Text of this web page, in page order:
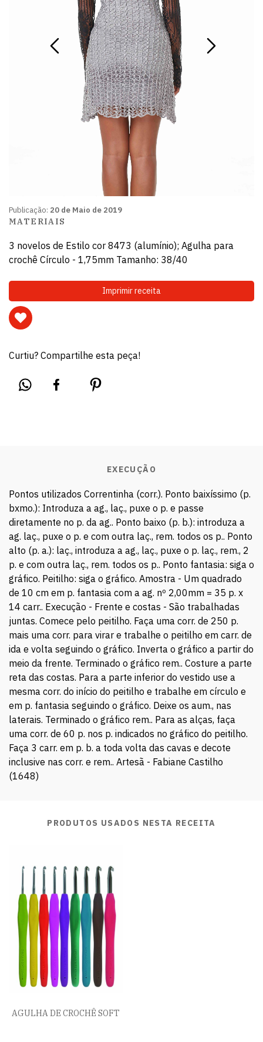
Publicação: 20 de Maio de 2019
MATERIAIS
3 novelos de Estilo cor 8473 (alumínio); Agulha para
crochê Círculo - 1,75mm Tamanho: 38/40
Imprimir receita
Curtiu? Compartilhe esta peça!
EXECUÇÃO
Pontos utilizados Correntinha (corr.). Ponto baixíssimo (p.
bxmo.): Introduza a ag., laç., puxe o p. e passe
diretamente no p. da ag.. Ponto baixo (p. b.): introduza a
ag. laç., puxe o p. e com outra laç., rem. todos os p.. Ponto
alto (p. a.): laç., introduza a ag., laç., puxe o p. laç., rem., 2
p. e com outra laç., rem. todos os p.. Ponto fantasia: siga o
gráfico. Peitilho: siga o gráfico. Amostra - Um quadrado
de 10 cm em p. fantasia com a ag. nº 2,00mm = 35 p. x
14 carr.. Execução - Frente e costas - São trabalhadas
juntas. Comece pelo peitilho. Faça uma corr. de 250 p.
mais uma corr. para virar e trabalhe o peitilho em carr. de
ida e volta seguindo o gráfico. Inverta o gráfico a partir do
meio da frente. Terminado o gráfico rem.. Costure a parte
reta das costas. Para a parte inferior do vestido use a
mesma corr. do início do peitilho e trabalhe em círculo e
em p. fantasia seguindo o gráfico. Deixe os aum., nas
laterais. Terminado o gráfico rem.. Para as alças, faça
uma corr. de 60 p. nos p. indicados no gráfico do peitilho.
Faça 3 carr. em p. b. a toda volta das cavas e decote
inclusive nas corr. e rem.. Artesã - Fabiane Castilho
(1648)
PRODUTOS USADOS NESTA RECEITA
AGULHA DE CROCHÊ SOFT